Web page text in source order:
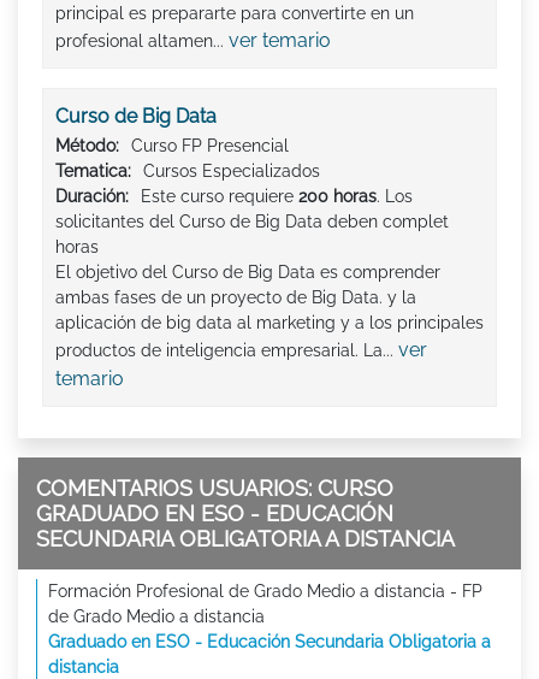
principal es prepararte para convertirte en un
profesional altamen... ver temario
Curso de Big Data
Método:
Curso FP Presencial
Tematica:
Cursos Especializados
Duración:
Este curso requiere 200 horas. Los
solicitantes del Curso de Big Data deben complet
horas
El objetivo del Curso de Big Data es comprender
ambas fases de un proyecto de Big Data. y la
aplicación de big data al marketing y a los principales
productos de inteligencia empresarial. La... ver
temario
COMENTARIOS USUARIOS: CURSO
GRADUADO EN ESO - EDUCACIÓN
SECUNDARIA OBLIGATORIA A DISTANCIA
Formación Profesional de Grado Medio a distancia - FP
de Grado Medio a distancia
Graduado en ESO - Educación Secundaria Obligatoria a
distancia